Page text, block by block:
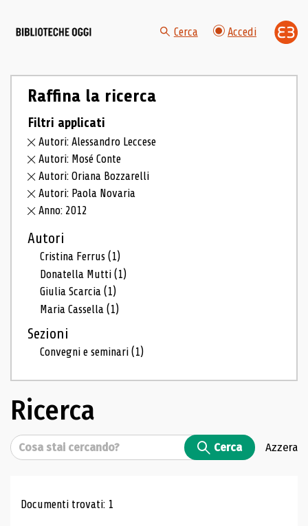
Cerca Accedi
Raffina la ricerca
Filtri applicati
Autori: Alessandro Leccese
Autori: Mosé Conte
Autori: Oriana Bozzarelli
Autori: Paola Novaria
Anno: 2012
Autori
Cristina Ferrus(1)
Donatella Mutti(1)
Giulia Scarcia(1)
Maria Cassella(1)
Sezioni
Convegni e seminari(1)
Ricerca
Cerca Cerca Azzera
Risultati di ricerca
Documenti trovati: 1